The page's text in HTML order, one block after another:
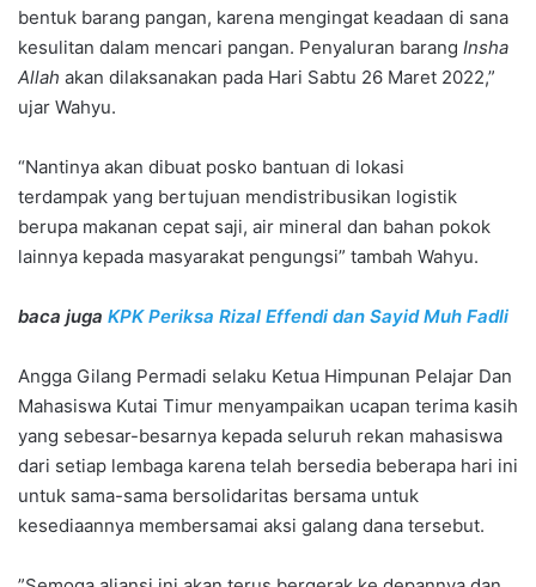
bentuk barang pangan, karena mengingat keadaan di sana
kesulitan dalam mencari pangan. Penyaluran barang Insha
Allah akan dilaksanakan pada Hari Sabtu 26 Maret 2022,”
ujar Wahyu.
“Nantinya akan dibuat posko bantuan di lokasi
terdampak yang bertujuan mendistribusikan logistik
berupa makanan cepat saji, air mineral dan bahan pokok
lainnya kepada masyarakat pengungsi” tambah Wahyu.
baca juga KPK Periksa Rizal Effendi dan Sayid Muh Fadli
Angga Gilang Permadi selaku Ketua Himpunan Pelajar Dan
Mahasiswa Kutai Timur menyampaikan ucapan terima kasih
yang sebesar-besarnya kepada seluruh rekan mahasiswa
dari setiap lembaga karena telah bersedia beberapa hari ini
untuk sama-sama bersolidaritas bersama untuk
kesediaannya membersamai aksi galang dana tersebut.